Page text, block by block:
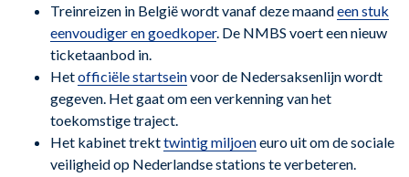
Treinreizen in België wordt vanaf deze maandeen stuk
eenvoudiger en goedkoper. De NMBS voert een nieuw
ticketaanbod in.
Hetofficiële startseinvoor de Nedersaksenlijn wordt
gegeven. Het gaat om een verkenning van het
toekomstige traject.
Het kabinet trekttwintig miljoeneuro uit om de sociale
veiligheid op Nederlandse stations te verbeteren.